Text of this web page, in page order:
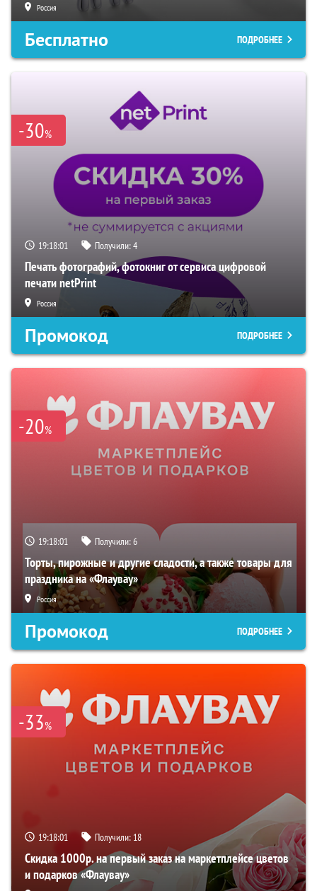
Россия
Бесплатно ПОДРОБНЕЕ
-30%
19:18:00 Получили:4
Печать фотографий, фотокниг от сервиса цифровой
печати netPrint
Россия
Промокод ПОДРОБНЕЕ
-20%
19:18:00 Получили:6
Торты, пирожные и другие сладости, а также товары для
праздника на «Флаувау»
Россия
Промокод ПОДРОБНЕЕ
-33%
19:18:00 Получили: 18
Скидка 1000р. на первый заказ на маркетплейсе цветов
и подарков «Флаувау»